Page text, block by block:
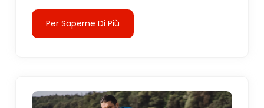
Per Saperne Di Più